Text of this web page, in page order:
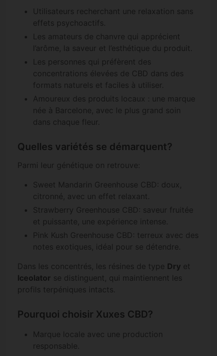
Utilisateurs recherchant une relaxation sans
effets psychoactifs.
Les amateurs de chanvre qui apprécient
l’arôme, la saveur et l’esthétique du produit.
Les personnes qui préfèrent des
concentrations élevées de CBD dans des
formats naturels et faciles à utiliser.
Amoureux des produits locaux : une marque
née à Barcelone, avec le plus grand soin
dans chaque fleur.
Quelles variétés se démarquent?
Parmi leur génétique on retrouve:
Sweet Mandarin Greenhouse CBD: doux,
citronné, avec un effet relaxant.
Strawberry Greenhouse CBD: saveur fruitée
et puissante, une expérience intense.
Pink Kush Greenhouse CBD: terreux avec des
notes exotiques, idéal pour se détendre.
Dans les concentrés, les résines de type Dry et
Iceolator se distinguent, qui maintiennent les
profils terpéniques intacts.
Pourquoi choisir Xuxes CBD?
Marque locale avec une production
responsable.